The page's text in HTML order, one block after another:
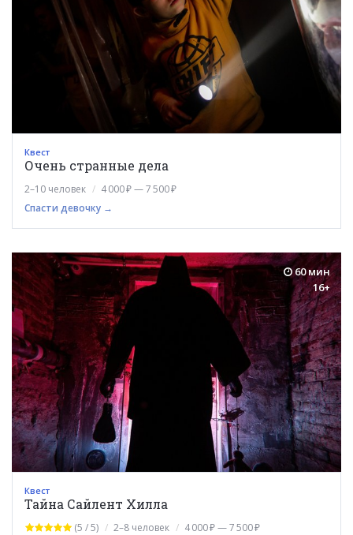
Квест
Очень странные дела
2–10 человек
4 000 ₽ — 7 500 ₽
Спасти девочку →
60 мин
16+
Квест
Тайна Сайлент Хилла
(5 / 5) 2–8 человек
4 000 ₽ — 7 500 ₽